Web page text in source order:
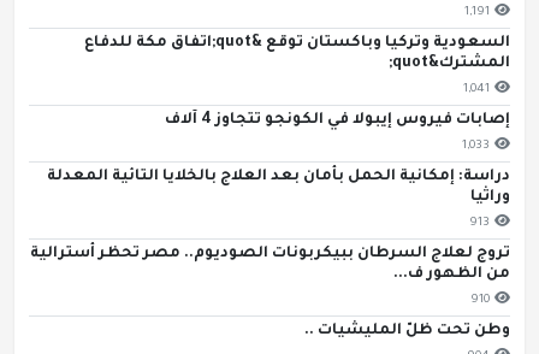
1,191
السعودية وتركيا وباكستان توقع &quot;اتفاق مكة للدفاع
المشترك&quot;
1,041
إصابات فيروس إيبولا في الكونجو تتجاوز 4 آلاف
1,033
دراسة: إمكانية الحمل بأمان بعد العلاج بالخلايا التائية المعدلة
وراثيا
913
تروج لعلاج السرطان ببيكربونات الصوديوم.. مصر تحظر أسترالية
من الظهور ف...
910
وطن تحت ظلّ المليشيات ..